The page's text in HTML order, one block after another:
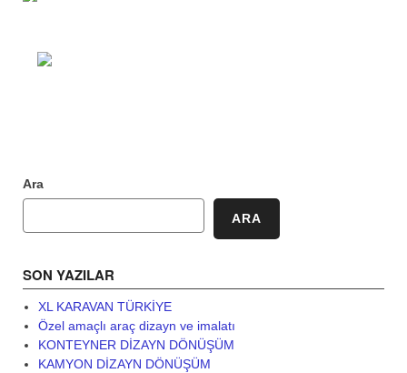
Ara
ARA
SON YAZILAR
XL KARAVAN TÜRKİYE
Özel amaçlı araç dizayn ve imalatı
KONTEYNER DİZAYN DÖNÜŞÜM
KAMYON DİZAYN DÖNÜŞÜM